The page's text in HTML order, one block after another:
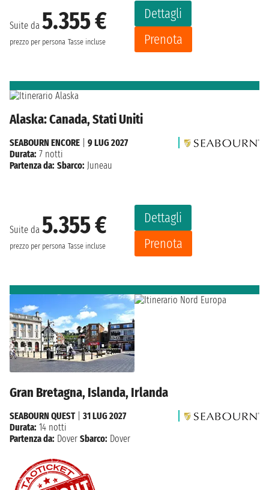
Suite da 5.355 €
prezzo per persona Tasse incluse
Dettagli
Prenota
Alaska: Canada, Stati Uniti
Suite da 5.355 €
prezzo per persona Tasse incluse
Dettagli
Prenota
SEABOURN ENCORE
9 LUG 2027
Durata: 7 notti
Partenza da: Sbarco: Juneau
Gran Bretagna, Islanda, Irlanda
SEABOURN QUEST| 31 LUG 2027
Durata: 14 notti
Partenza da: Dover Sbarco: Dover